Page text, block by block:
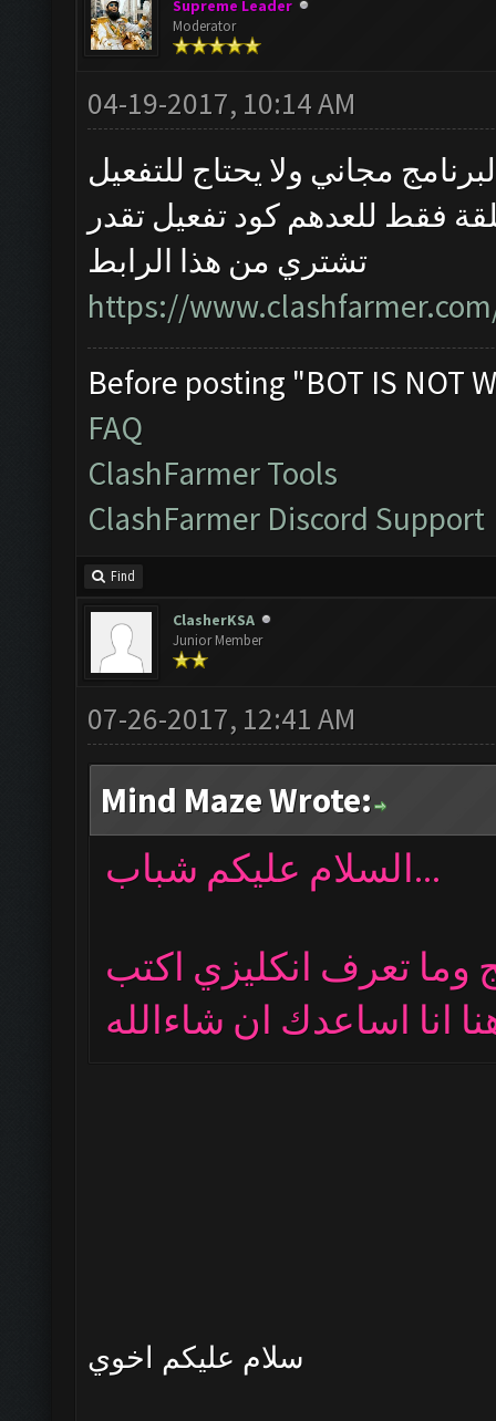
Supreme Leader
Moderator
04-19-2017, 10:14 AM
مجاني ولا يحتاج للتفعيل
فقط للعدهم كود تفعيل تقدر
تشتري من هذا الرابط
https://
Before posting "BOT IS NOT
FAQ
ClashFarmer Tools
ClashFarmer Discord Support
Find
ClasherKSA
Junior Member
07-26-2017, 12:41 AM
Mind Maze Wrote:
السلام عليكم شباب...
وما تعرف انكليزي اكتب